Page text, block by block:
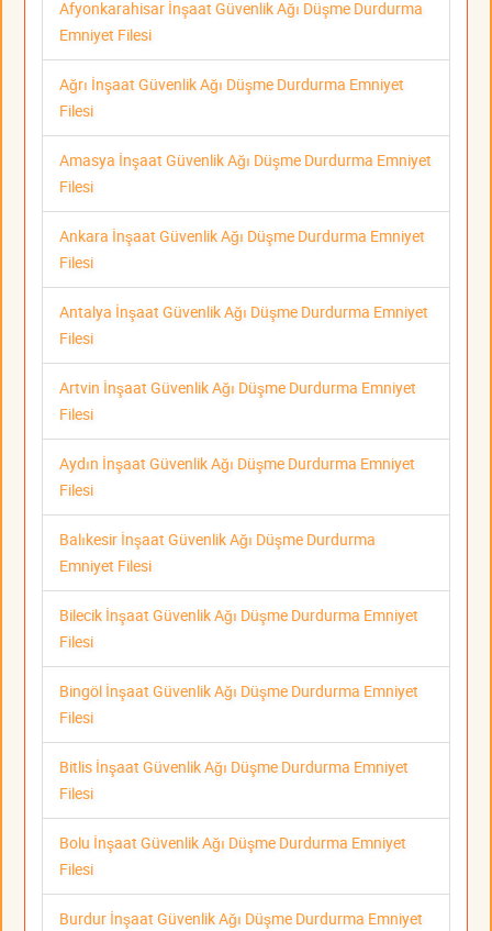
Afyonkarahisar İnşaat Güvenlik Ağı Düşme Durdurma
Emniyet Filesi
Ağrı İnşaat Güvenlik Ağı Düşme Durdurma Emniyet
Filesi
Amasya İnşaat Güvenlik Ağı Düşme Durdurma Emniyet
Filesi
Ankara İnşaat Güvenlik Ağı Düşme Durdurma Emniyet
Filesi
Antalya İnşaat Güvenlik Ağı Düşme Durdurma Emniyet
Filesi
Artvin İnşaat Güvenlik Ağı Düşme Durdurma Emniyet
Filesi
Aydın İnşaat Güvenlik Ağı Düşme Durdurma Emniyet
Filesi
Balıkesir İnşaat Güvenlik Ağı Düşme Durdurma
Emniyet Filesi
Bilecik İnşaat Güvenlik Ağı Düşme Durdurma Emniyet
Filesi
Bingöl İnşaat Güvenlik Ağı Düşme Durdurma Emniyet
Filesi
Bitlis İnşaat Güvenlik Ağı Düşme Durdurma Emniyet
Filesi
Bolu İnşaat Güvenlik Ağı Düşme Durdurma Emniyet
Filesi
Burdur İnşaat Güvenlik Ağı Düşme Durdurma Emniyet